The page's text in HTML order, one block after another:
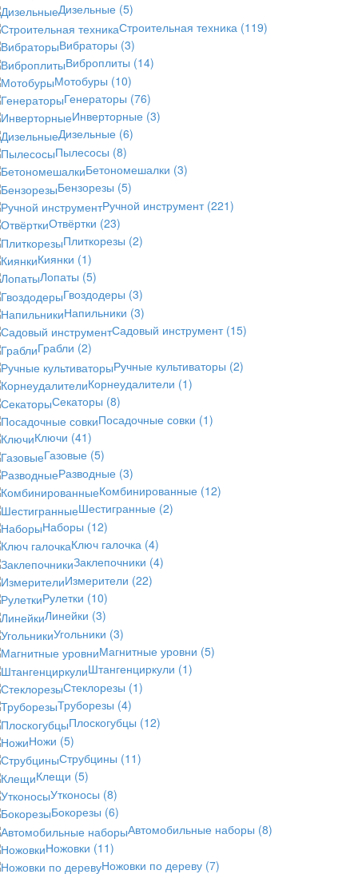
Дизельные (5)
Строительная техника (119)
Вибраторы (3)
Виброплиты (14)
Мотобуры (10)
Генераторы (76)
Инверторные (3)
Дизельные (6)
Пылесосы (8)
Бетономешалки (3)
Бензорезы (5)
Ручной инструмент (221)
Отвёртки (23)
Плиткорезы (2)
Киянки (1)
Лопаты (5)
Гвоздодеры (3)
Напильники (3)
Садовый инструмент (15)
Грабли (2)
Ручные культиваторы (2)
Корнеудалители (1)
Секаторы (8)
Посадочные совки (1)
Ключи (41)
Газовые (5)
Разводные (3)
Комбинированные (12)
Шестигранные (2)
Наборы (12)
Ключ галочка (4)
Заклепочники (4)
Измерители (22)
Рулетки (10)
Линейки (3)
Угольники (3)
Магнитные уровни (5)
Штангенциркули (1)
Стеклорезы (1)
Труборезы (4)
Плоскогубцы (12)
Ножи (5)
Струбцины (11)
Клещи (5)
Утконосы (8)
Бокорезы (6)
Автомобильные наборы (8)
Ножовки (11)
Ножовки по дереву (7)